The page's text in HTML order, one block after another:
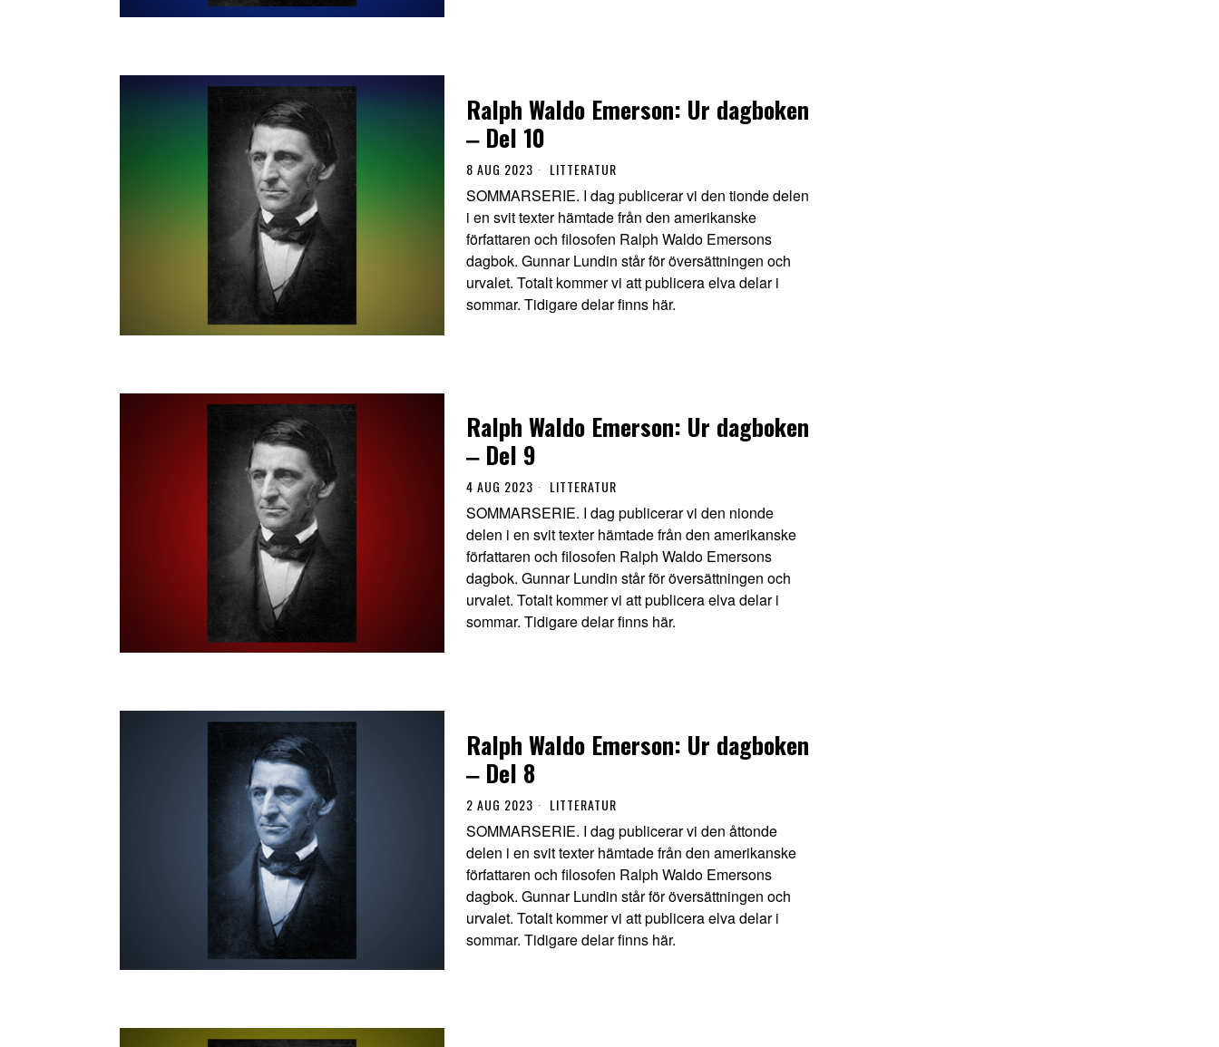
Ralph Waldo Emerson: Ur dagboken
‒ Del 10
8 AUG 2023 LITTERATUR
SOMMARSERIE. I dag publicerar vi den tionde delen
i en svit texter hämtade från den amerikanske
författaren och filosofen Ralph Waldo Emersons
dagbok. Gunnar Lundin står för översättningen och
urvalet. Totalt kommer vi att publicera elva delar i
sommar. Tidigare delar finns här.
Ralph Waldo Emerson: Ur dagboken
‒ Del 9
4 AUG 2023 LITTERATUR
SOMMARSERIE. I dag publicerar vi den nionde
delen i en svit texter hämtade från den amerikanske
författaren och filosofen Ralph Waldo Emersons
dagbok. Gunnar Lundin står för översättningen och
urvalet. Totalt kommer vi att publicera elva delar i
sommar. Tidigare delar finns här.
Ralph Waldo Emerson: Ur dagboken
‒ Del 8
2 AUG 2023 LITTERATUR
SOMMARSERIE. I dag publicerar vi den åttonde
delen i en svit texter hämtade från den amerikanske
författaren och filosofen Ralph Waldo Emersons
dagbok. Gunnar Lundin står för översättningen och
urvalet. Totalt kommer vi att publicera elva delar i
sommar. Tidigare delar finns här.